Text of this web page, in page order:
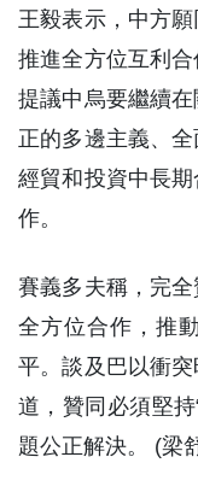
王毅表示，中方
推進全方位互利
提議中烏要繼續
正的多邊主義、
經貿和投資中長
作。
賽義多夫稱，完
全方位合作，推
平。談及巴以衝
道，贊同必須堅
題公正解決。 (梁